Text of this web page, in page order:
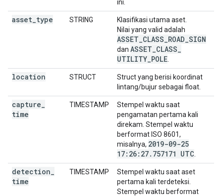
ini.
asset type STRING
Klasifikasi utama aset.
Nilai yang valid adalah
ASSET CLASS ROAD SIGN
dan ASSET CLASS
UTILITY POLE
location STRUCT
Struct yang berisi koordinat
lintang/bujur sebagai float.
capture
time
TIMESTAMP
Stempel waktu saat
pengamatan pertama kali
direkam. Stempel waktu
berformat ISO 8601,
misalnya, 2019-09-25
17:26:27. 757171 UTC
detection
time
TIMESTAMP
Stempel waktu saat aset
pertama kali terdeteksi.
Stempel waktu berformat